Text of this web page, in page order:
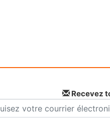
Recevez